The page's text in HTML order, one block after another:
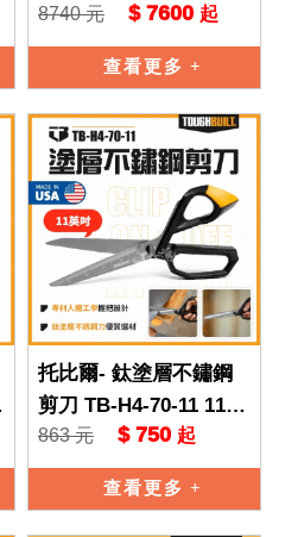
車 TB 托比爾 TOUGHB
UILT 可伸縮
8740 元 $ 7600 起
查看更多
托比爾- 鈦塗層不鏽鋼
剪刀 TB-H4-70-11 11英
吋 TB 托比爾 TOUGHB
UILT 不
863 元 $ 750 起
查看更多